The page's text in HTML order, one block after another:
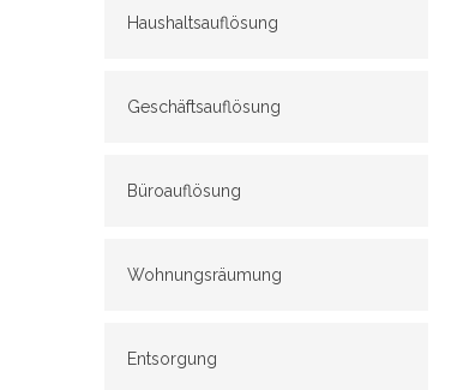
Haushaltsauflösung
Geschäftsauflösung
Büroauflösung
Wohnungsräumung
Entsorgung